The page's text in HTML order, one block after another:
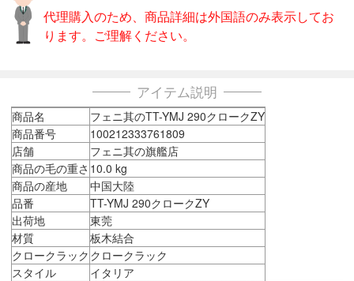
代理購入のため、商品詳細は外国語のみ表示してお
ります。ご理解ください。
アイテム説明
商品名
フェニ其のTT-YMJ 290クロークZY
商品番号
100212333761809
店舗
フェニ其の旗艦店
商品の毛の重さ 10.0 kg
商品の産地
中国大陸
品番
TT-YMJ 290クロークZY
出荷地
東莞
材質
板木結合
クロークラック クロークラック
スタイル
イタリア